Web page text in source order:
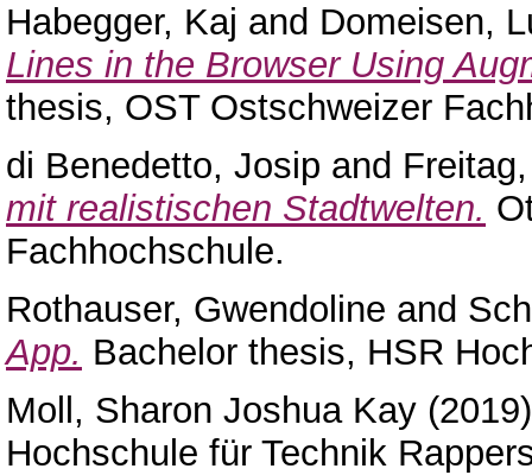
Habegger, Kaj and Domeisen,
Lines in the Browser Using
thesis, OST Ostschweizer
di Benedetto, Josip and
mit realistischen Stadtwelten.
Fachhochschule.
Rothauser, Gwendoline and
App. Bachelor thesis, HSR
Moll, Sharon Joshua Kay
Hochschule für Technik